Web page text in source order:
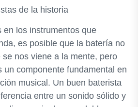
de la historia
en los instrumentos que
es posible que la batería no
nos viene a la mente, pero
un componente fundamental en
musical. Un buen baterista
entre un sonido sólido y